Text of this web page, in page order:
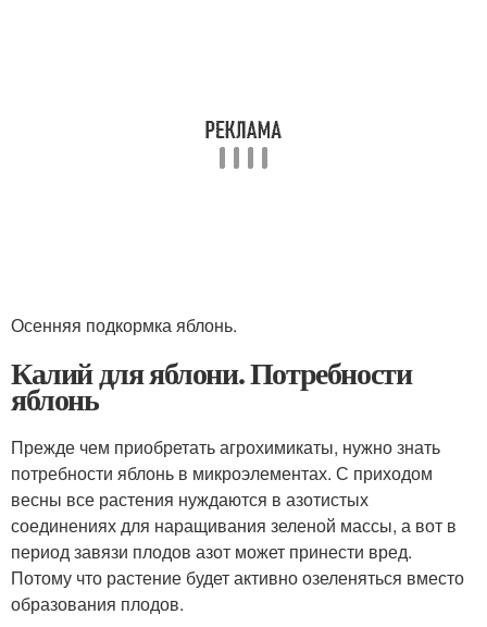
Осенняя подкормка яблонь.
Калий для яблони. Потребности
яблонь
Прежде чем приобретать агрохимикаты, нужно знать
потребности яблонь в микроэлементах. С приходом
весны все растения нуждаются в азотистых
соединениях для наращивания зеленой массы, а вот в
период завязи плодов азот может принести вред.
Потому что растение будет активно озеленяться вместо
образования плодов.